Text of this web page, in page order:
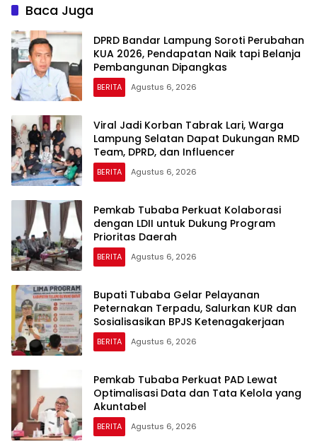
Baca Juga
DPRD Bandar Lampung Soroti Perubahan
KUA 2026, Pendapatan Naik tapi Belanja
Pembangunan Dipangkas
BERITA Agustus 6, 2026
Viral Jadi Korban Tabrak Lari, Warga
Lampung Selatan Dapat Dukungan RMD
Team, DPRD, dan Influencer
BERITA Agustus 6, 2026
Pemkab Tubaba Perkuat Kolaborasi
dengan LDII untuk Dukung Program
Prioritas Daerah
BERITA Agustus 6, 2026
Bupati Tubaba Gelar Pelayanan
Peternakan Terpadu, Salurkan KUR dan
Sosialisasikan BPJS Ketenagakerjaan
BERITA Agustus 6, 2026
Pemkab Tubaba Perkuat PAD Lewat
Optimalisasi Data dan Tata Kelola yang
Akuntabel
BERITA Agustus 6, 2026